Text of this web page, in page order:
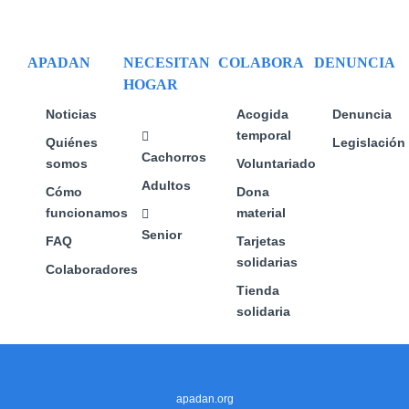
en
página
producto
APADAN
Noticias
Quiénes
somos
Cómo
funcionamos
FAQ
Colaboradores
NECESITAN
HOGAR
Cachorros
Adultos
Senior
COLABORA
Acogida
temporal
Voluntariado
Dona
material
Tarjetas
solidarias
Tienda
solidaria
DENUNCIA
Denuncia
Legislación
apadan.org